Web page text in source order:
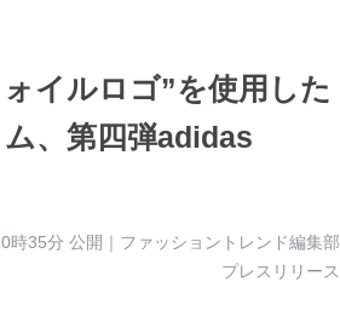
イルロゴ”を使⽤した
、第四弾adidas
時35分 公開｜ファッショントレンド編集部
プレスリリース